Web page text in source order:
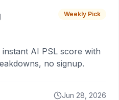
Weekly Pick
instant AI PSL score with
no signup.
Jun 28, 2026